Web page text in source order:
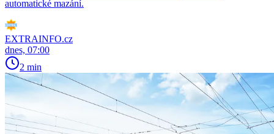
automatické mazání.
EXTRAINFO.cz
dnes, 07:00
2 min